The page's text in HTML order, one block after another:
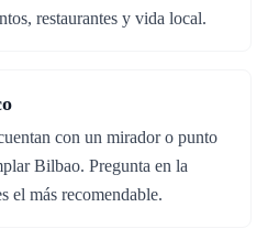
restaurantes y vida local.
con un mirador o punto
Bilbao. Pregunta en la
el más recomendable.